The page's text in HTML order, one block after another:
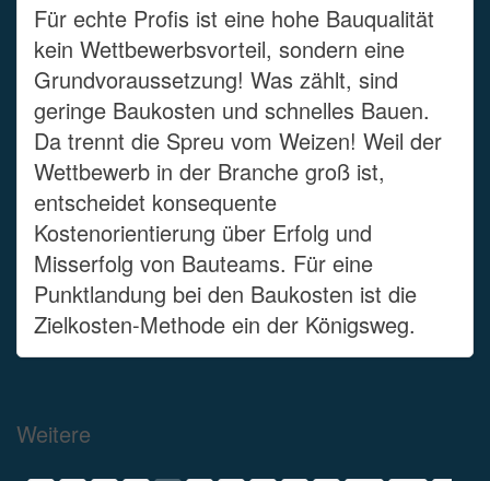
Für echte Profis ist eine hohe Bauqualität
kein Wettbewerbsvorteil, sondern eine
Grundvoraussetzung! Was zählt, sind
geringe Baukosten und schnelles Bauen.
Da trennt die Spreu vom Weizen! Weil der
Wettbewerb in der Branche groß ist,
entscheidet konsequente
Kostenorientierung über Erfolg und
Misserfolg von Bauteams. Für eine
Punktlandung bei den Baukosten ist die
Zielkosten-Methode ein der Königsweg.
Weitere